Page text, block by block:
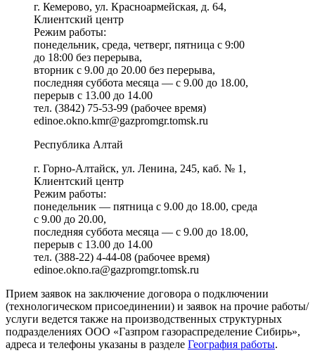
г. Кемерово, ул. Красноармейская, д. 64,
Клиентский центр
Режим работы:
понедельник, среда, четверг, пятница с 9:00
до 18:00 без перерыва,
вторник с 9.00 до 20.00 без перерыва,
последняя суббота месяца — с 9.00 до 18.00,
перерыв с 13.00 до 14.00
тел. (3842) 75-53-99 (рабочее время)
edinoe.okno.kmr@gazpromgr.tomsk.ru
Республика Алтай
г. Горно-Алтайск, ул. Ленина, 245, каб. № 1,
Клиентский центр
Режим работы:
понедельник — пятница с 9.00 до 18.00, среда
с 9.00 до 20.00,
последняя суббота месяца — с 9.00 до 18.00,
перерыв с 13.00 до 14.00
тел. (388-22) 4-44-08 (рабочее время)
edinoe.okno.ra@gazpromgr.tomsk.ru
Прием заявок на заключение договора о подключении
(технологическом присоединении) и заявок на прочие работы/
услуги ведется также на производственных структурных
подразделениях ООО «Газпром газораспределение Сибирь»,
адреса и телефоны указаны в разделе География работы.